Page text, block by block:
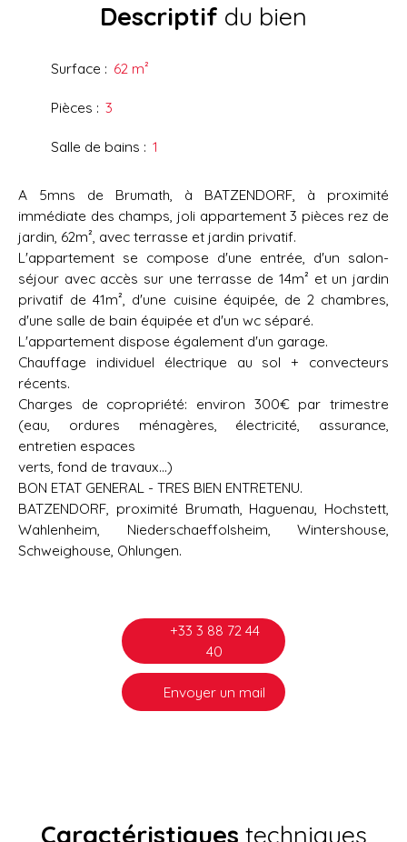
Descriptif du bien
Surface : 62 m²
Pièces : 3
Salle de bains : 1
A 5mns de Brumath, à BATZENDORF, à proximité
immédiate des champs, joli appartement 3 pièces rez de
jardin, 62m², avec terrasse et jardin privatif.
L'appartement se compose d'une entrée, d'un salon-
séjour avec accès sur une terrasse de 14m² et un jardin
privatif de 41m², d'une cuisine équipée, de 2 chambres,
d'une salle de bain équipée et d'un wc séparé.
L'appartement dispose également d'un garage.
Chauffage individuel électrique au sol + convecteurs
récents.
Charges de copropriété: environ 300€ par trimestre
(eau, ordures ménagères, électricité, assurance,
entretien espaces
verts, fond de travaux...)
BON ETAT GENERAL - TRES BIEN ENTRETENU.
BATZENDORF, proximité Brumath, Haguenau, Hochstett,
Wahlenheim, Niederschaeffolsheim, Wintershouse,
Schweighouse, Ohlungen.
+33 3 88 72 44
40
Envoyer un mail
Caractéristiques techniques